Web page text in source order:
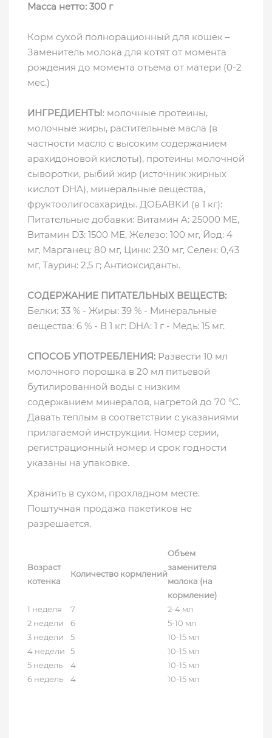
Масса нетто: 300 г
Корм сухой полнорационный для кошек –
Заменитель молока для котят от момента
рождения до момента отъема от матери (0-2
мес.)
ИНГРЕДИЕНТЫ: молочные протеины,
молочные жиры, растительные масла (в
частности масло с высоким содержанием
арахидоновой кислоты), протеины молочной
сыворотки, рыбий жир (источник жирных
кислот DHA), минеральные вещества,
фруктоолигосахариды. ДОБАВКИ (в 1 кг):
Питательные добавки: Витамин A: 25000 ME,
Витамин D3: 1500 ME, Железо: 100 мг, Йод: 4
мг, Марганец: 80 мг, Цинк: 230 мг, Ceлeн: 0,43
мг, Таурин: 2,5 г; Антиоксиданты.
СОДЕРЖАНИЕ ПИТАТЕЛЬНЫХ ВЕЩЕСТВ:
Белки: 33 % - Жиры: 39 % - Минеральные
вещества: 6 % - В 1 кг: DHA: 1 г - Медь: 15 мг.
СПОСОБ УПОТРЕБЛЕНИЯ: Развести 10 мл
молочного порошка в 20 мл питьевой
бутилированной воды с низким
содержанием минералов, нагретой до 70 °С.
Давать теплым в соответствии с указаниями
прилагаемой инструкции. Номер серии,
регистрационный номер и срок годности
указаны на упаковке.
Хранить в сухом, прохладном месте.
Поштучная продажа пакетиков не
разрешается.
Возраст
котенка
Количество кормлений
Объем
заменителя
молока (на
кормление)
1 неделя
7
2-4 мл
2 недели
6
5-10 мл
3 недели
5
10-15 мл
4 недели
5
10-15 мл
5 недель
4
10-15 мл
6 недель
4 10-15 мл